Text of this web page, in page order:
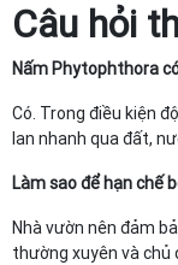
Câu hỏi
Nấm Phytophthora
Có. Trong điều kiện
lan nhanh qua đất,
Làm sao để hạn chế
Nhà vườn nên đảm
thường xuyên và chủ